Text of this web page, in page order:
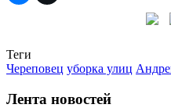
Теги
Череповец уборка улиц
Лента новостей